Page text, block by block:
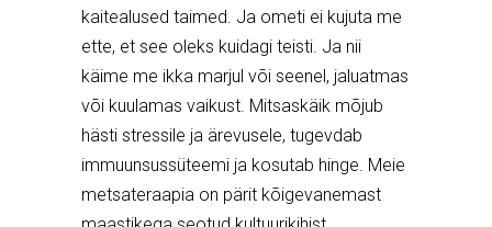
kaitealused taimed. Ja ometi ei kujuta me
ette, et see oleks kuidagi teisti. Ja nii
käime me ikka marjul või seenel, jaluatmas
või kuulamas vaikust. Mitsaskäik mõjub
hästi stressile ja ärevusele, tugevdab
immuunsussüteemi ja kosutab hinge. Meie
metsateraapia on pärit kõigevanemast